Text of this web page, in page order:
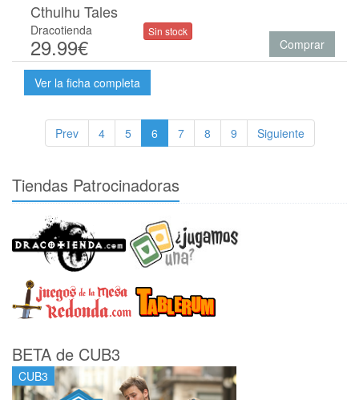
Cthulhu Tales
Dracotienda
29.99€
Sin stock
Comprar
Ver la ficha completa
Prev 4 5 6 7 8 9 Siguiente
Tiendas Patrocinadoras
BETA de CUB3
CUB3